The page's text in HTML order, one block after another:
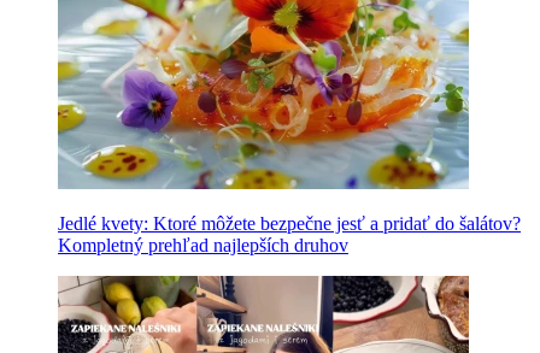
Jedlé kvety: Ktoré môžete bezpečne jesť a pridať do šalátov?
Kompletný prehľad najlepších druhov